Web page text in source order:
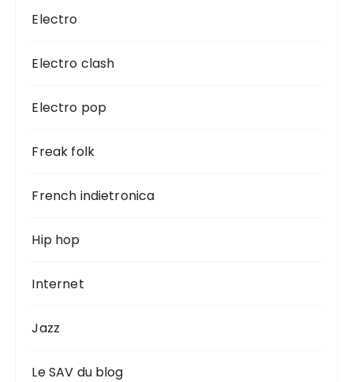
Electro
Electro clash
Electro pop
Freak folk
French indietronica
Hip hop
Internet
Jazz
Le SAV du blog